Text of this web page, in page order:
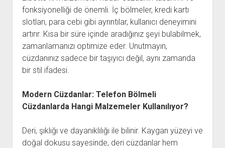
fonksiyonelliği de önemli. İç bölmeler, kredi kartı
slotları, para cebi gibi ayrıntılar, kullanıcı deneyimini
artırır. Kısa bir süre içinde aradığınız şeyi bulabilmek,
zamanlamanızı optimize eder. Unutmayın,
cüzdanınız sadece bir taşıyıcı değil, aynı zamanda
bir stil ifadesi.
Modern Cüzdanlar: Telefon Bölmeli
Cüzdanlarda Hangi Malzemeler Kullanılıyor?
Deri, şıklığı ve dayanıklılığı ile bilinir. Kaygan yüzeyi ve
doğal dokusu sayesinde, deri cüzdanlar hem